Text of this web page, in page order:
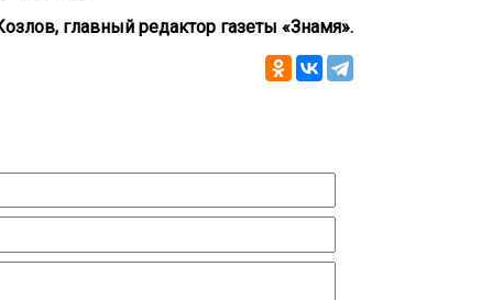
главный редактор газеты «Знамя».